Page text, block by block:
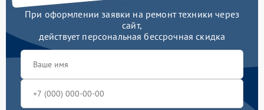
При оформлении заявки на ремонт техники через
сайт,
действует персональная бессрочная скидка